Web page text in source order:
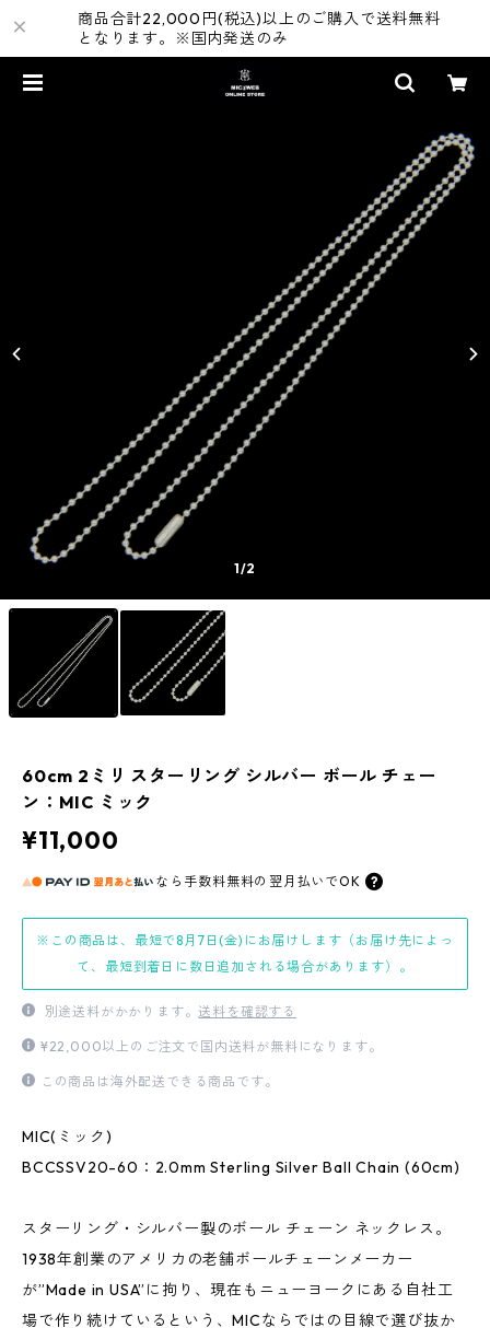
商品合計22,000円(税込)以上のご購入で送料無料
となります。※国内発送のみ
1/2
60cm 2ミリ スターリング シルバー ボール チェー
ン：MIC ミック
¥11,000
なら 手数料無料の 翌月払いでOK
※この商品は、最短で8月7日(金)にお届けします（お届け先によっ
て、最短到着日に数日追加される場合があります）。
別途送料がかかります。送料を確認する
¥22,000以上のご注文で国内送料が無料になります。
この商品は海外配送できる商品です。
MIC(ミック)
BCCSSV20-60：2.0mm Sterling Silver Ball Chain (60cm)
スターリング・シルバー製のボール チェーン ネックレス。
1938年創業のアメリカの老舗ボールチェーンメーカー
が”Made in USA”に拘り、現在もニューヨークにある自社工
場で作り続けているという、MICならではの目線で選び抜か